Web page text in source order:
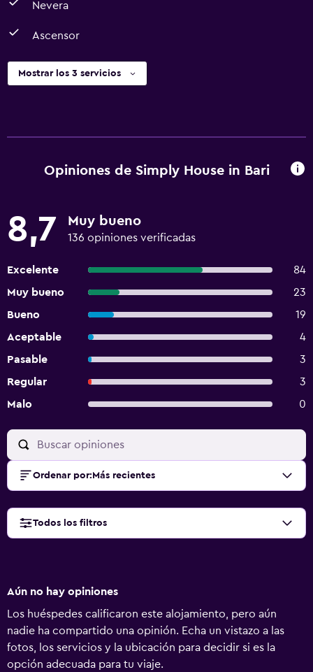
Nevera
Ascensor
Mostrar los 3 servicios
Opiniones de Simply House in Bari
8,7 Muy bueno
136 opiniones verificadas
Excelente
84
Muy bueno
23
Bueno
19
Aceptable
4
Pasable
3
Regular
3
Malo
0
Ordenar por: Más recientes
Todos los filtros
Aún no hay opiniones
Los huéspedes calificaron este alojamiento, pero aún
nadie ha compartido una opinión. Echa un vistazo a las
fotos, los servicios y la ubicación para decidir si es la
opción adecuada para tu viaje.